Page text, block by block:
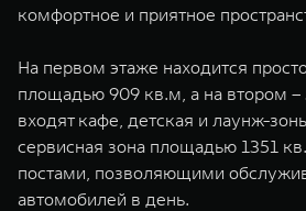
Расширяя границы комфорта
от 6 149 000 ₽
комфортное и приятное
На первом этаже находится
площадью 909 кв.м, а на втором –
входят кафе, детская и лаунж-
сервисная зона площадью 1351
постами, позволяющими
автомобилей в день.